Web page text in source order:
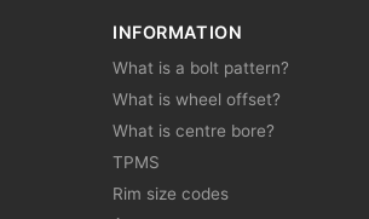
INFORMATION
What is a bolt pattern?
What is wheel offset?
What is centre bore?
TPMS
Rim size codes